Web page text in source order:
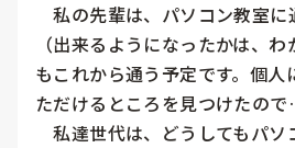
私の先輩は、パソコン教室に
（出来るようになったかは、
もこれから通う予定です。個人
ただけるところを見つけたので
私達世代は、どうしてもパソ